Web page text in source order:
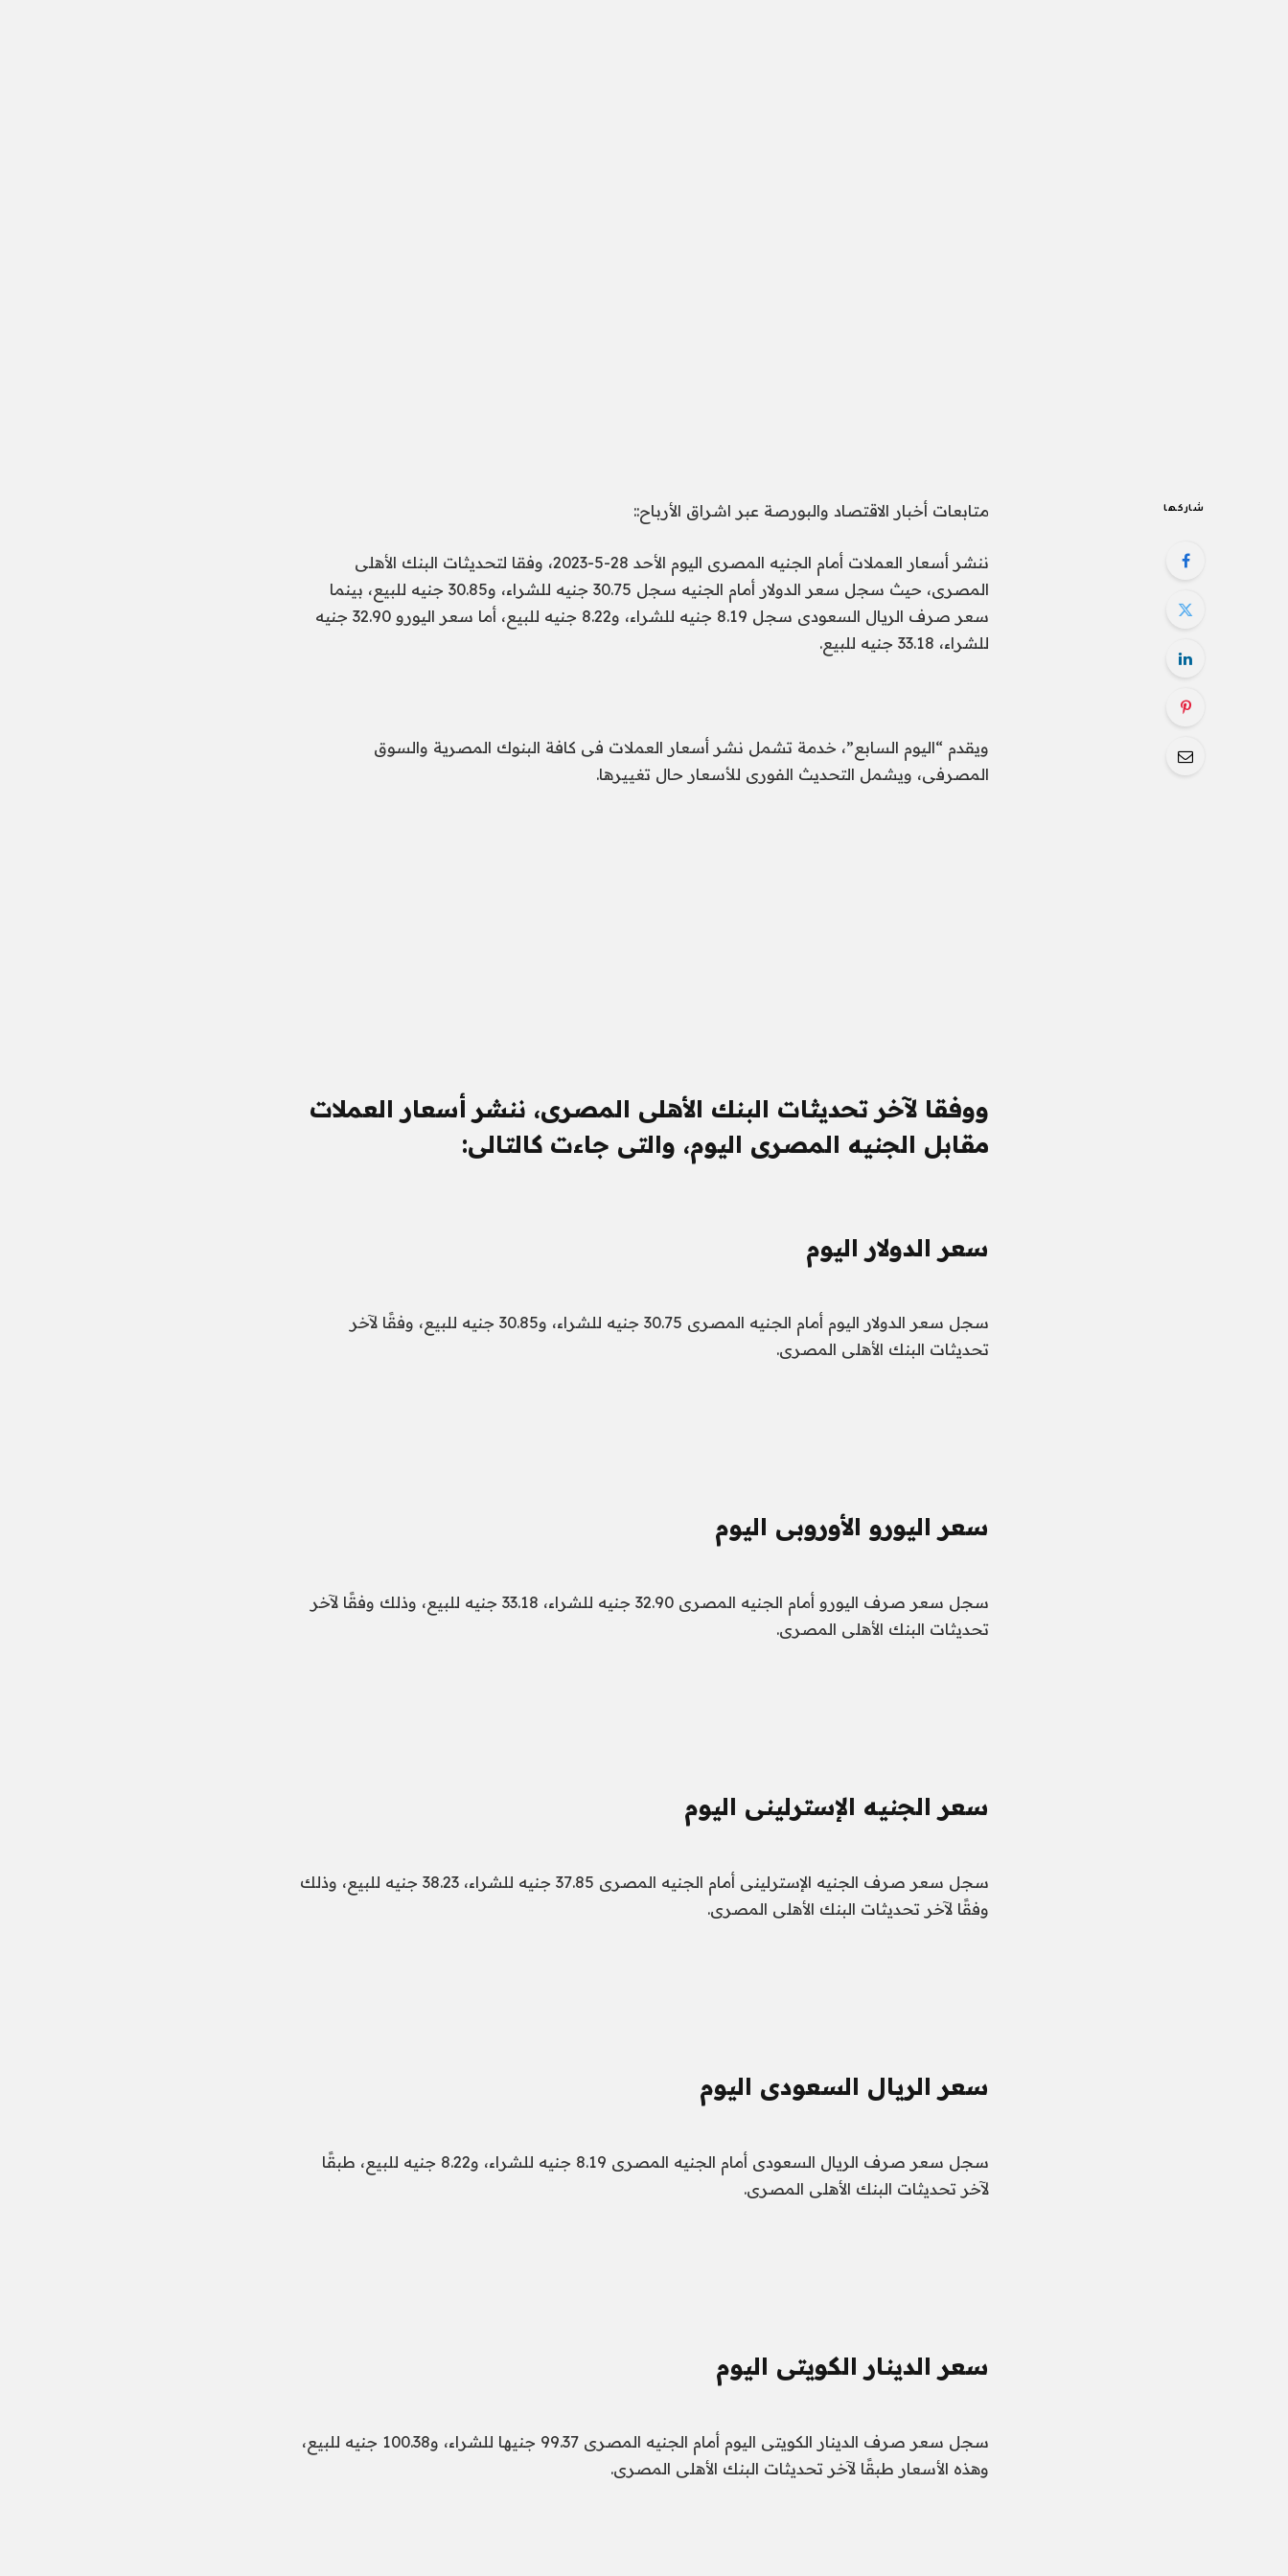
شاركها متابعات أخبار الاقتصاد والبورصة عبر اشراق الأرباح::
ننشر أسعار العملات أمام الجنيه المصرى اليوم الأحد 28-5-2023، وفقا لتحديثات البنك الأهلى
المصرى، حيث سجل سعر الدولار أمام الجنيه سجل 30.75 جنيه للشراء، و30.85 جنيه للبيع، بينما
سعر صرف الريال السعودى سجل 8.19 جنيه للشراء، و8.22 جنيه للبيع، أما سعر اليورو 32.90 جنيه
للشراء، 33.18 جنيه للبيع.
ويقدم “اليوم السابع”، خدمة تشمل نشر أسعار العملات فى كافة البنوك المصرية والسوق
المصرفى، ويشمل التحديث الفورى للأسعار حال تغييرها.
ووفقا لآخر تحديثات البنك الأهلى المصرى، ننشر أسعار العملات
مقابل الجنيه المصرى اليوم، والتى جاءت كالتالى:
سعر الدولار اليوم
سجل سعر الدولار اليوم أمام الجنيه المصرى 30.75 جنيه للشراء، و30.85 جنيه للبيع، وفقًا لآخر
تحديثات البنك الأهلى المصرى.
سعر اليورو الأوروبى اليوم
سجل سعر صرف اليورو أمام الجنيه المصرى 32.90 جنيه للشراء، 33.18 جنيه للبيع، وذلك وفقًا لآخر
تحديثات البنك الأهلى المصرى.
سعر الجنيه الإسترلينى اليوم
سجل سعر صرف الجنيه الإسترلينى أمام الجنيه المصرى 37.85 جنيه للشراء، 38.23 جنيه للبيع، وذلك
وفقًا لآخر تحديثات البنك الأهلى المصرى.
سعر الريال السعودى اليوم
سجل سعر صرف الريال السعودى أمام الجنيه المصرى 8.19 جنيه للشراء، و8.22 جنيه للبيع، طبقًا
لآخر تحديثات البنك الأهلى المصرى.
سعر الدينار الكويتى اليوم
سجل سعر صرف الدينار الكويتى اليوم أمام الجنيه المصرى 99.37 جنيها للشراء، و100.38 جنيه للبيع،
وهذه الأسعار طبقًا لآخر تحديثات البنك الأهلى المصرى.